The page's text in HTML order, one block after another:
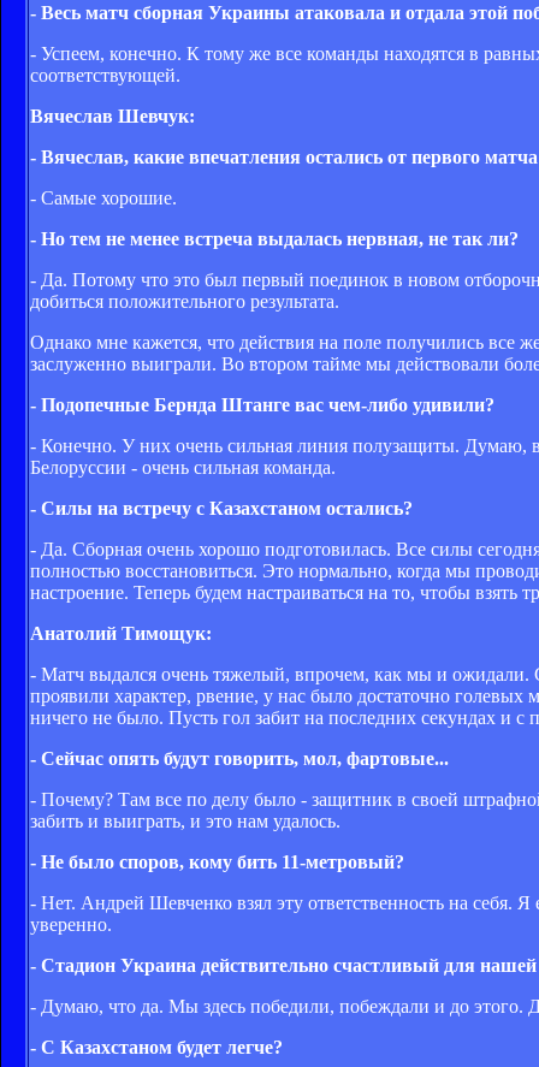
- Весь матч сборная Украины атаковала и отдала этой
- Успеем, конечно. К тому же все команды находятся в
соответствующей.
Вячеслав Шевчук:
- Вячеслав, какие впечатления остались от первого
- Самые хорошие.
- Но тем не менее встреча выдалась нервная, не так ли?
- Да. Потому что это был первый поединок в новом
добиться положительного результата.
Однако мне кажется, что действия на поле получились
заслуженно выиграли. Во втором тайме мы действовали
- Подопечные Бернда Штанге вас чем-либо удивили?
- Конечно. У них очень сильная линия полузащиты. Думаю,
Белоруссии - очень сильная команда.
- Силы на встречу с Казахстаном остались?
- Да. Сборная очень хорошо подготовилась. Все силы
полностью восстановиться. Это нормально, когда мы
настроение. Теперь будем настраиваться на то, чтобы взять
Анатолий Тимощук:
- Матч выдался очень тяжелый, впрочем, как мы и ожидали.
проявили характер, рвение, у нас было достаточно
ничего не было. Пусть гол забит на последних секундах и
- Сейчас опять будут говорить, мол, фартовые...
- Почему? Там все по делу было - защитник в своей
забить и выиграть, и это нам удалось.
- Не было споров, кому бить 11-метровый?
- Нет. Андрей Шевченко взял эту ответственность на себя.
уверенно.
- Стадион Украина действительно счастливый для нашей
- Думаю, что да. Мы здесь победили, побеждали и до этого.
- С Казахстаном будет легче?